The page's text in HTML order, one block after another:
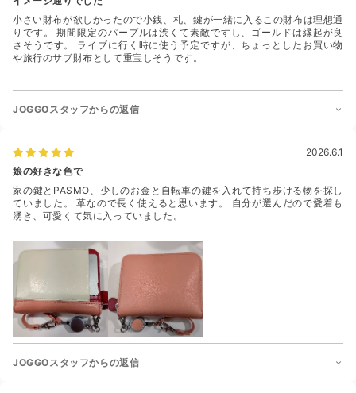
小さい財布が欲しかったので小銭、札、鍵が一緒に入るこの財布は理想通
りです。 期間限定のパープルは渋くて素敵ですし、ゴールドは縁起が良
さそうです。 ライブに行く時に使う予定ですが、ちょっとしたお買い物
や旅行のサブ財布として重宝しそうです。
JOGGOスタッフからの返信
2026.6.1
娘の好きな色で
家の鍵とPASMO、少しのお金と自転車の鍵を入れて持ち歩ける物を探し
ていました。 革なので長く使えると思います。 自分が選んだので愛着も
湧き、可愛くて気に入っていました。
JOGGOスタッフからの返信